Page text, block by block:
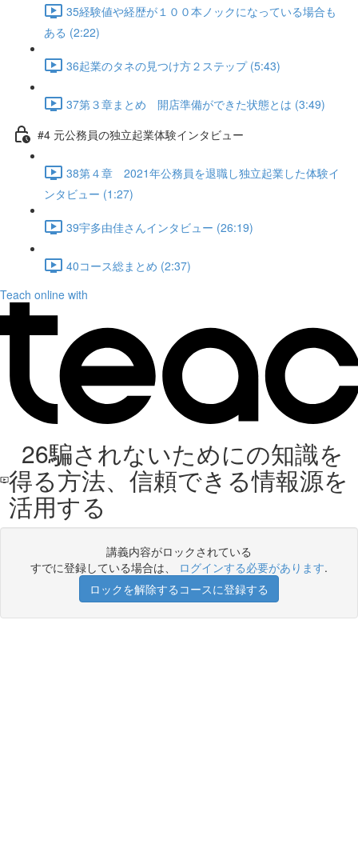
35経験値や経歴が１００本ノックになっている場合も
ある (2:22)
36起業のタネの見つけ方２ステップ (5:43)
37第３章まとめ 開店準備ができた状態とは (3:49)
#4 元公務員の独立起業体験インタビュー
38第４章 2021年公務員を退職し独立起業した体験イ
ンタビュー (1:27)
39宇多由佳さんインタビュー (26:19)
40コース総まとめ (2:37)
Teach online with
26騙されないためにの知識を
得る方法、信頼できる情報源を
活用する
講義内容がロックされている
すでに登録している場合は、 ログインする必要があります.
ロックを解除するコースに登録する